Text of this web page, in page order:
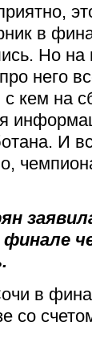
в
Но на
него
с кем на
И
финале
в
со